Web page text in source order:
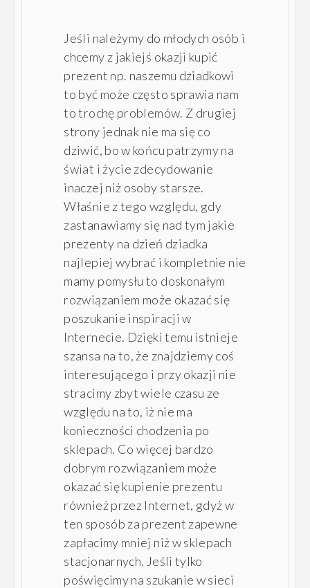
Jeśli należymy do młodych osób i
chcemy z jakiejś okazji kupić
prezent np. naszemu dziadkowi
to być może często sprawia nam
to trochę problemów. Z drugiej
strony jednak nie ma się co
dziwić, bo w końcu patrzymy na
świat i życie zdecydowanie
inaczej niż osoby starsze.
Właśnie z tego względu, gdy
zastanawiamy się nad tym jakie
prezenty na dzień dziadka
najlepiej wybrać i kompletnie nie
mamy pomysłu to doskonałym
rozwiązaniem może okazać się
poszukanie inspiracji w
Internecie. Dzięki temu istnieje
szansa na to, że znajdziemy coś
interesującego i przy okazji nie
stracimy zbyt wiele czasu ze
względu na to, iż nie ma
konieczności chodzenia po
sklepach. Co więcej bardzo
dobrym rozwiązaniem może
okazać się kupienie prezentu
również przez Internet, gdyż w
ten sposób za prezent zapewne
zapłacimy mniej niż w sklepach
stacjonarnych. Jeśli tylko
poświęcimy na szukanie w sieci